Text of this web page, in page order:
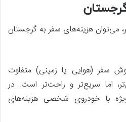
می‌توان هزینه‌های سفر به گرجستان
سفر (هوایی یا زمینی) متفاوت
اما سریع‌تر و راحت‌تر است. در
با خودروی شخصی هزینه‌های